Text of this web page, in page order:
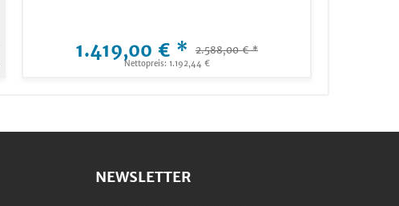
1.419,00 € * 2.588,00 € *
Nettopreis: 1.192,44 €
NEWSLETTER